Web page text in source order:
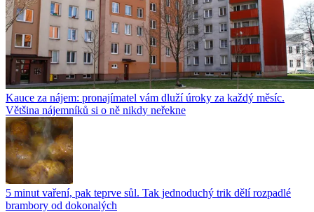
Kauce za nájem: pronajímatel vám dluží úroky za každý měsíc.
Většina nájemníků si o ně nikdy neřekne
5 minut vaření, pak teprve sůl. Tak jednoduchý trik dělí rozpadlé
brambory od dokonalých